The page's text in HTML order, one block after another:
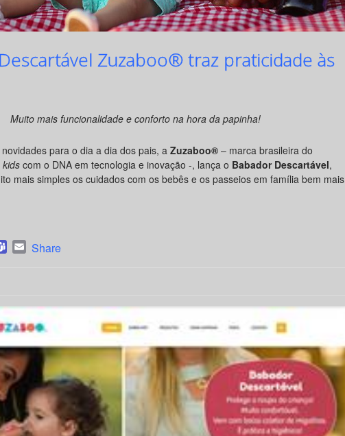
Zuzaboo® traz praticidade às
Muito mais funcionalidade e conforto na hora da papinha!
para o dia a dia dos pais, a Zuzaboo® – marca brasileira do
kids com o DNA em tecnologia e inovação -, lança o Babador Descartável,
mais simples os cuidados com os bebês e os passeios em família bem mais
TeamsEmail
Share